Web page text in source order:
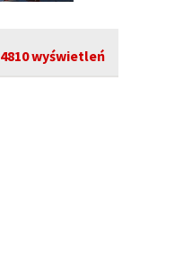
4810 wyświetleń